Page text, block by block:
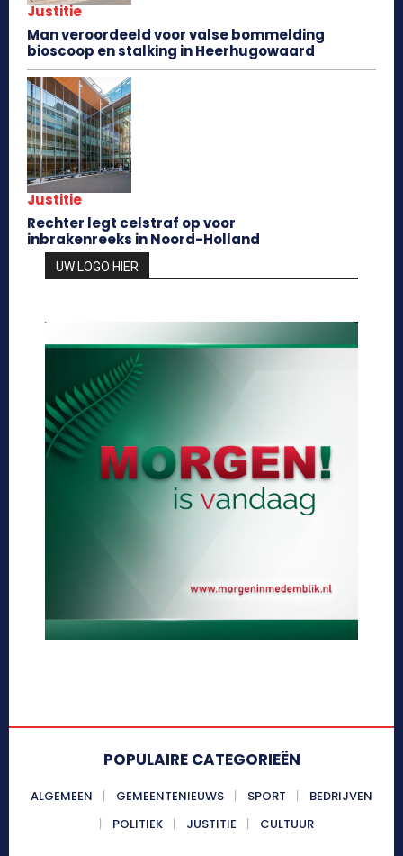
Justitie
Man veroordeeld voor valse bommelding
bioscoop en stalking in Heerhugowaard
Justitie
Rechter legt celstraf op voor
inbrakenreeks in Noord-Holland
UW LOGO HIER
POPULAIRE CATEGORIEËN
ALGEMEEN GEMEENTENIEUWS SPORT
BEDRIJVEN
POLITIEK
JUSTITIE CULTUUR